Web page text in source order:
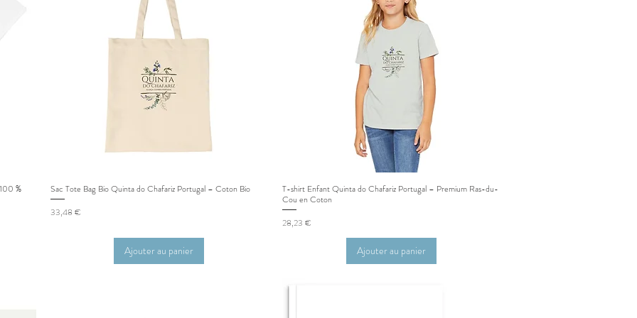
%
Aperçu rapide
Sac Tote Bag Bio Quinta do Chafariz Portugal – Coton Bio
Prix
33,48 €
Ajouter au panier
Aperçu rapide
T-shirt Enfant Quinta do Chafariz Portugal – Premium Ras-du-
Cou en Coton
Prix
28,23 €
Ajouter au panier